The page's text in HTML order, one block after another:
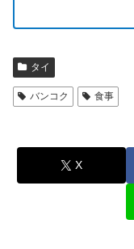
タイ
バンコク 食事
X